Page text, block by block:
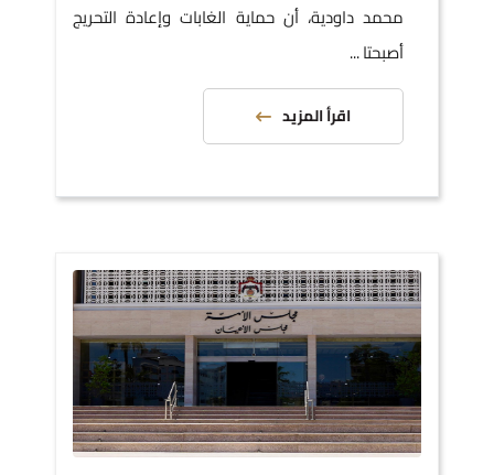
محمد داودية، أن حماية الغابات وإعادة التحريج
أصبحتا ...
اقرأ المزيد